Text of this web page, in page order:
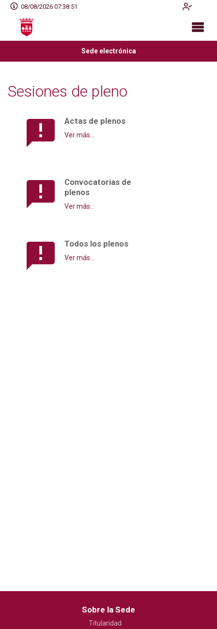
08/08/2026 07:38:52
Sede electrónica
Sesiones de pleno
Actas de plenos
Ver más...
Convocatorias de
plenos
Ver más...
Todos los plenos
Ver más...
Sobre la Sede
Titularidad